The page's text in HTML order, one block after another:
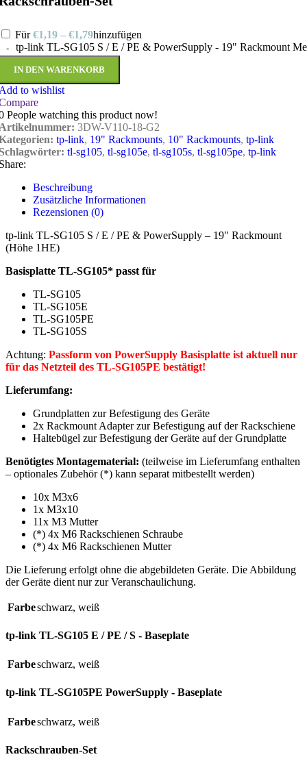
Für€1,19 – €1,79hinzufügen
tp-link TL-SG105 S / E / PE & PowerSupply - 19" Rackmount
IN DEN WARENKORB
to wishlist
People watching this product now!
3DW-V110-18-G2
tp-link, 19" Rackmounts, 10" Rackmounts, tp-link
tl-sg105, tl-sg105e, tl-sg105s, tl-sg105pe, tp-link
Beschreibung
Zusätzliche Informationen
Rezensionen (0)
tp-link TL-SG105 S / E / PE & PowerSupply – 19″ Rackmount
(Höhe 1HE)
Basisplatte TL-SG105* passt für
TL-SG105
TL-SG105E
TL-SG105PE
TL-SG105S
Achtung: Passform von PowerSupply Basisplatte ist aktuell nur
für das Netzteil des TL-SG105PE bestätigt!
Lieferumfang:
Grundplatten zur Befestigung des Geräte
2x Rackmount Adapter zur Befestigung auf der Rackschiene
Haltebügel zur Befestigung der Geräte auf der Grundplatte
Benötigtes Montagematerial: (teilweise im Lieferumfang enthalten
– optionales Zubehör (*) kann separat mitbestellt werden)
10x M3x6
1x M3x10
11x M3 Mutter
(*) 4x M6 Rackschienen Schraube
(*) 4x M6 Rackschienen Mutter
Die Lieferung erfolgt ohne die abgebildeten Geräte. Die Abbildung
der Geräte dient nur zur Veranschaulichung.
Farbeschwarz, weiß
tp-link TL-SG105 E / PE / S - Baseplate
Farbeschwarz, weiß
tp-link TL-SG105PE PowerSupply - Baseplate
Farbeschwarz, weiß
Rackschrauben-Set